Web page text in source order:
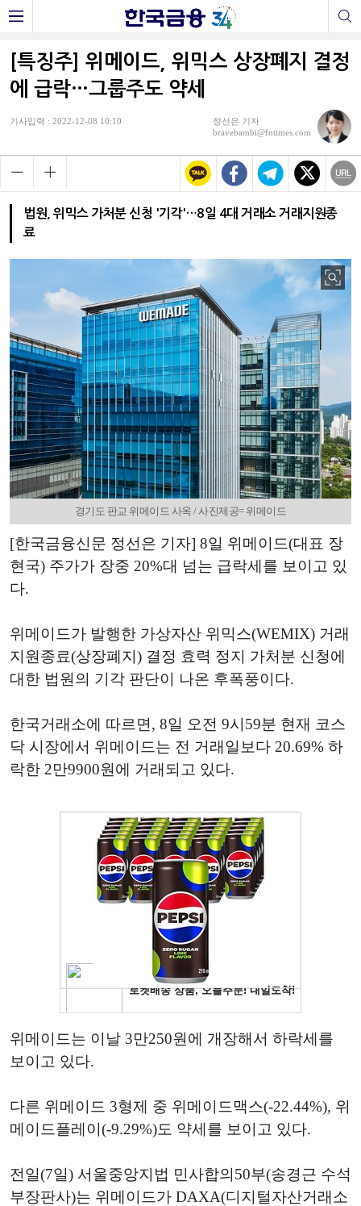
[특징주] 위메이드, 위믹스 상장폐지 결정
에 급락…그룹주도 약세
기사입력 : 2022-12-08 10:10
정선은 기자
bravebambi@fntimes.com
법원, 위믹스 가처분 신청 '기각'…8일 4대 거래소 거래지원종
료
경기도 판교 위메이드 사옥 / 사진제공= 위메이드
[한국금융신문 정선은 기자] 8일 위메이드(대표 장
현국) 주가가 장중 20%대 넘는 급락세를 보이고 있
다.
위메이드가 발행한 가상자산 위믹스(WEMIX) 거래
지원종료(상장폐지) 결정 효력 정지 가처분 신청에
대한 법원의 기각 판단이 나온 후폭풍이다.
한국거래소에 따르면, 8일 오전 9시59분 현재 코스
닥 시장에서 위메이드는 전 거래일보다 20.69% 하
락한 2만9900원에 거래되고 있다.
위메이드는 이날 3만250원에 개장해서 하락세를
보이고 있다.
다른 위메이드 3형제 중 위메이드맥스(-22.44%), 위
메이드플레이(-9.29%)도 약세를 보이고 있다.
전일(7일) 서울중앙지법 민사합의50부(송경근 수석
부장판사)는 위메이드가 DAXA(디지털자산거래소